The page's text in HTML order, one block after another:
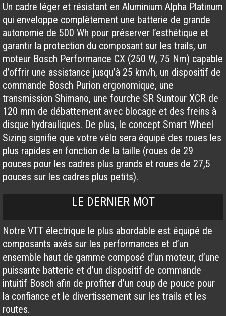
Un cadre léger et résistant en Aluminium Alpha Platinum
qui enveloppe complètement une batterie de grande
autonomie de 500 Wh pour préserver l’esthétique et
garantir la protection du composant sur les trails, un
moteur Bosch Performance CX (250 W, 75 Nm) capable
d’offrir une assistance jusqu’à 25 km/h, un dispositif de
commande Bosch Purion ergonomique, une
transmission Shimano, une fourche SR Suntour XCR de
120 mm de débattement avec blocage et des freins à
disque hydrauliques. De plus, le concept Smart Wheel
Sizing signifie que votre vélo sera équipé des roues les
plus rapides en fonction de la taille (roues de 29
pouces pour les cadres plus grands et roues de 27,5
pouces sur les cadres plus petits).
LE DERNIER MOT
Notre VTT électrique le plus abordable est équipé de
composants axés sur les performances et d’un
ensemble haut de gamme composé d’un moteur, d’une
puissante batterie et d’un dispositif de commande
intuitif Bosch afin de profiter d’un coup de pouce pour
la confiance et le divertissement sur les trails et les
routes.